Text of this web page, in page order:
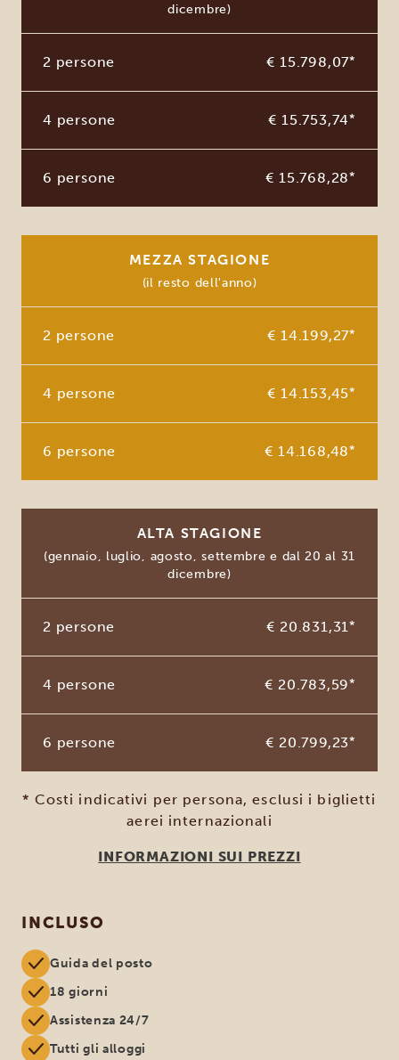
dicembre)
2 persone € 15.798,07*
4 persone € 15.753,74*
6 persone € 15.768,28*
MEZZA STAGIONE
(il resto dell'anno)
2 persone € 14.199,27*
4 persone € 14.153,45*
6 persone € 14.168,48*
ALTA STAGIONE
(gennaio, luglio, agosto, settembre e dal 20 al 31
dicembre)
2 persone € 20.831,31*
4 persone € 20.783,59*
6 persone € 20.799,23*
* Costi indicativi per persona, esclusi i biglietti
aerei internazionali
INFORMAZIONI SUI PREZZI
INCLUSO
Guida del posto
18 giorni
Assistenza 24/7
Tutti gli alloggi